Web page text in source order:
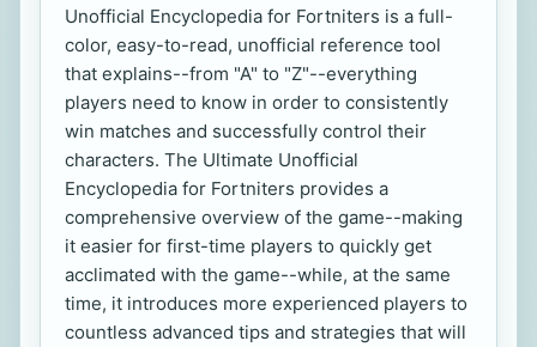
Unofficial Encyclopedia for Fortniters is a full-
color, easy-to-read, unofficial reference tool
that explains--from "A" to "Z"--everything
players need to know in order to consistently
win matches and successfully control their
characters. The Ultimate Unofficial
Encyclopedia for Fortniters provides a
comprehensive overview of the game--making
it easier for first-time players to quickly get
acclimated with the game--while, at the same
time, it introduces more experienced players to
countless advanced tips and strategies that will